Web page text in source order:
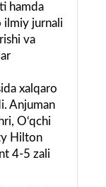
hamda
ilmiy jurnali
va
xalqaro
Anjuman
O‘qchi
Hilton
4-5 zali